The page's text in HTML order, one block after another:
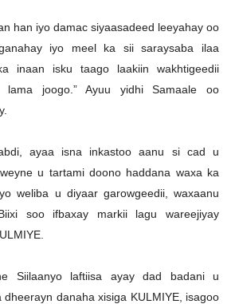
han iyo damac siyaasadeed leeyahay oo
iyo meel ka sii saraysaba ilaa
inaan isku taago laakiin wakhtigeedii
lama joogo.” Ayuu yidhi Samaale oo
ayaa isna inkastoo aanu si cad u
u tartami doono haddana waxa ka
weliba u diyaar garowgeedii, waxaanu
soo ifbaxay markii lagu wareejiyay
Siilaanyo laftiisa ayay dad badani u
danaha xisiga KULMIYE, isagoo